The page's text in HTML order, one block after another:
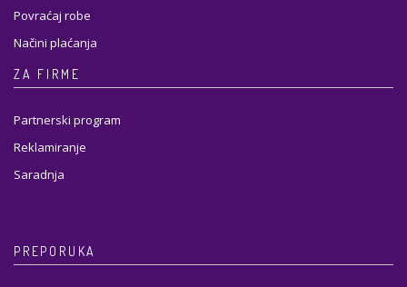
Povraćaj robe
Načini plaćanja
ZA FIRME
Partnerski program
Reklamiranje
Saradnja
PREPORUKA